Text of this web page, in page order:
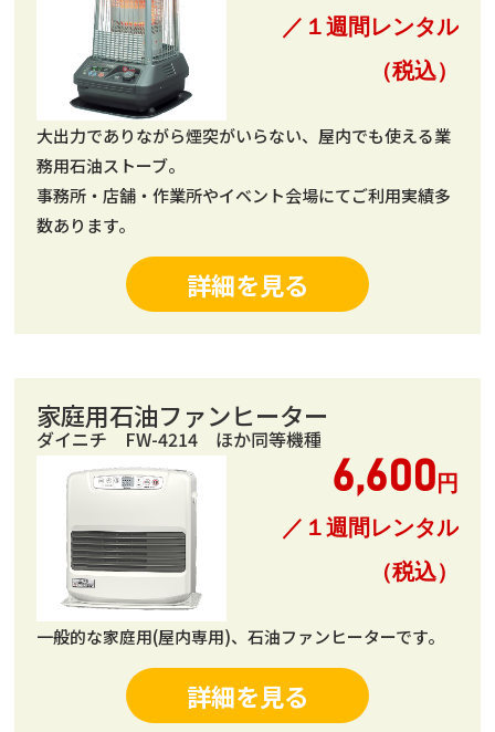
／１週間レンタル
（税込）
大出力でありながら煙突がいらない、屋内でも使える業
務用石油ストーブ。
事務所・店舗・作業所やイベント会場にてご利用実績多
数あります。
詳細を見る
家庭用石油ファンヒーター
ダイニチ FW-4214 ほか同等機種
6,600 円
／１週間レンタル
（税込）
一般的な家庭用(屋内専用)、石油ファンヒーターです。
詳細を見る